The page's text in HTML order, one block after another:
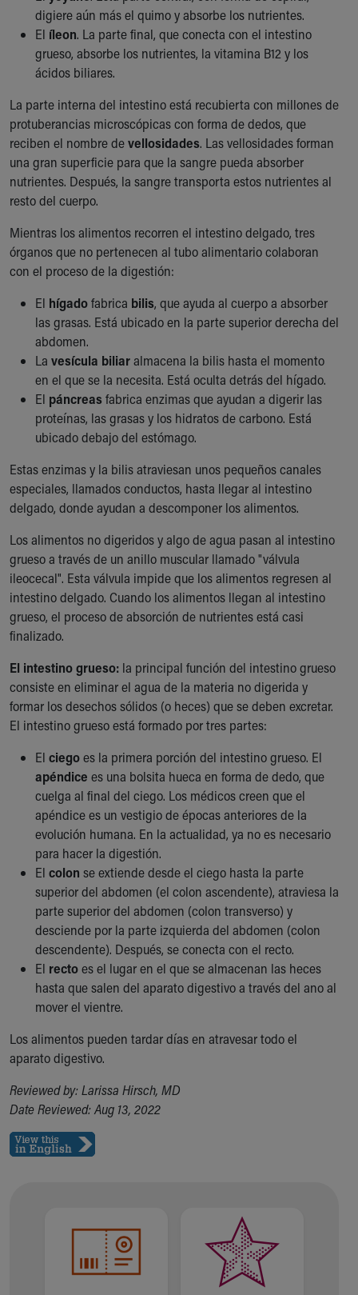
digiere aún más el quimo y absorbe los nutrientes.
El íleon. La parte final, que conecta con el intestino
grueso, absorbe los nutrientes, la vitamina B12 y los
ácidos biliares.
La parte interna del intestino está recubierta con millones de
protuberancias microscópicas con forma de dedos, que
reciben el nombre devellosidades. Las vellosidades forman
una gran superficie para que la sangre pueda absorber
nutrientes. Después, la sangre transporta estos nutrientes al
resto del cuerpo.
Mientras los alimentos recorren el intestino delgado, tres
órganos que no pertenecen al tubo alimentario colaboran
con el proceso de la digestión:
El hígadofabrica bilis, que ayuda al cuerpo a absorber
las grasas. Está ubicado en la parte superior derecha del
abdomen.
La vesícula biliaralmacena la bilis hasta el momento
en el que se la necesita. Está oculta detrás del hígado.
El páncreas fabrica enzimas que ayudan a digerir las
proteínas, las grasas y los hidratos de carbono. Está
ubicado debajo del estómago.
Estas enzimas y la bilis atraviesan unos pequeños canales
especiales, llamados conductos, hasta llegar al intestino
delgado, donde ayudan a descomponer los alimentos.
Los alimentos no digeridos y algo de agua pasan al intestino
grueso a través de un anillo muscular llamado "válvula
ileocecal". Esta válvula impide que los alimentos regresen al
intestino delgado. Cuando los alimentos llegan al intestino
grueso, el proceso de absorción de nutrientes está casi
finalizado.
El intestino grueso: la principal función del intestino grueso
consiste en eliminar el agua de la materia no digerida y
formar los desechos sólidos (o heces) que se deben excretar.
El intestino grueso está formado por tres partes:
El ciegoes la primera porción del intestino grueso. El
apéndice es una bolsita hueca en forma de dedo, que
cuelga al final del ciego. Los médicos creen que el
apéndice es un vestigio de épocas anteriores de la
evolución humana. En la actualidad, ya no es necesario
para hacer la digestión.
El colon se extiende desde el ciego hasta la parte
superior del abdomen (el colon ascendente), atraviesa la
parte superior del abdomen (colon transverso) y
desciende por la parte izquierda del abdomen (colon
descendente). Después, se conecta con el recto.
El rectoes el lugar en el que se almacenan las heces
hasta que salen del aparato digestivo a través del ano al
mover el vientre.
Los alimentos pueden tardar días en atravesar todo el
aparato digestivo.
Reviewed by: Larissa Hirsch, MD
Date Reviewed: Aug 13, 2022